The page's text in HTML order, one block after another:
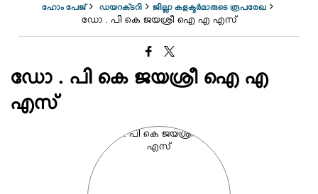
ഹോം പേജ് ഡയറക്‌ടറി ജില്ലാ കളക്ടർമാരുടെ രൂപരേഖ
ഡോ . പി കെ ജയശ്രീ ഐ എ എസ്
ഡോ . പി കെ ജയശ്രീ ഐ എ
എസ്